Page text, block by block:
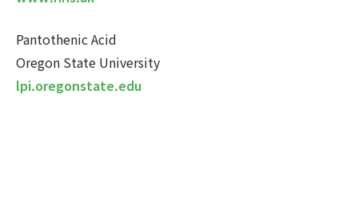
Pantothenic Acid
Oregon State University
lpi.oregonstate.edu